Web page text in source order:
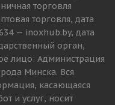
торговля
торговля, дата
— inoxhub.by, дата
орган,
лицо: Администрация
Минска. Вся
касающаяся
и услуг, носит